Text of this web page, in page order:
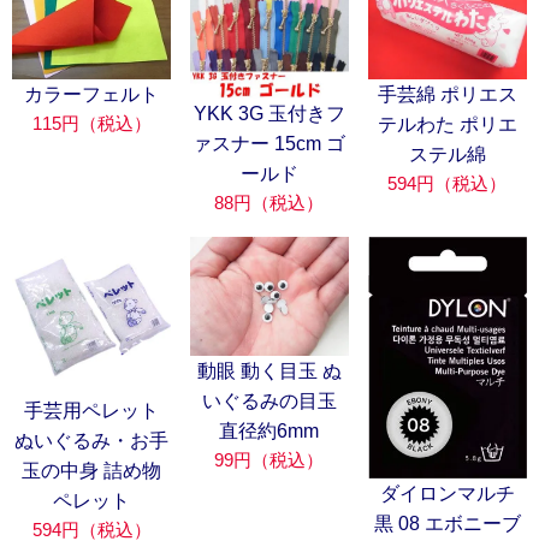
カラーフェルト
115円（税込）
YKK 3G 玉付きフ
ァスナー 15cm ゴ
ールド
88円（税込）
手芸綿 ポリエス
テルわた ポリエ
ステル綿
594円（税込）
手芸用ペレット
ぬいぐるみ・お手
玉の中身 詰め物
ペレット
594円（税込）
動眼 動く目玉 ぬ
いぐるみの目玉
直径約6mm
99円（税込）
ダイロンマルチ
黒 08 エボニーブ